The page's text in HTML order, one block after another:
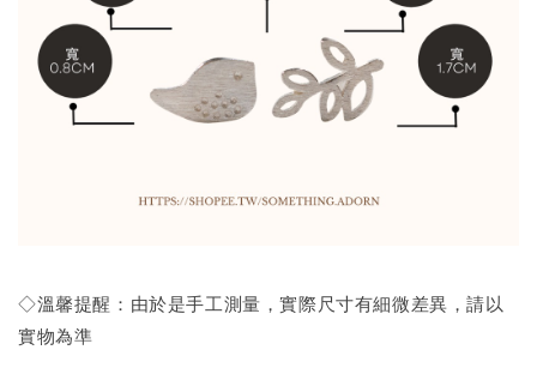
◇溫馨提醒：由於是手工測量，實際尺寸有細微差異，請以
實物為準